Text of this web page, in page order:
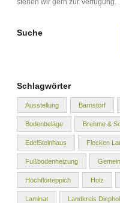
stehen wir gern zur Verfügung.
Suche
Schlagwörter
Ausstellung Barnstorf
Bodenbeläge Brehme &
EdelSteinhaus Flecken
Fußbodenheizung
Hochflorteppich Holz
Laminat Landkreis